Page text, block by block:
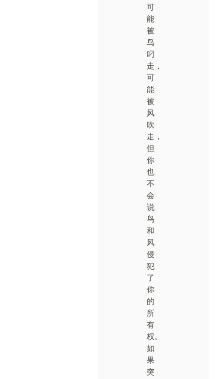
可
能
被
鸟
叼
走，
可
能
被
风
吹
走，
但
你
也
不
会
说
鸟
和
风
侵
犯
了
你
的
所
有
权。
如
果
突